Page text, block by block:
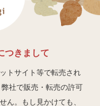
つきまして
トサイト等で転売され
社で販売・転売の許可
ん。もし見かけても、